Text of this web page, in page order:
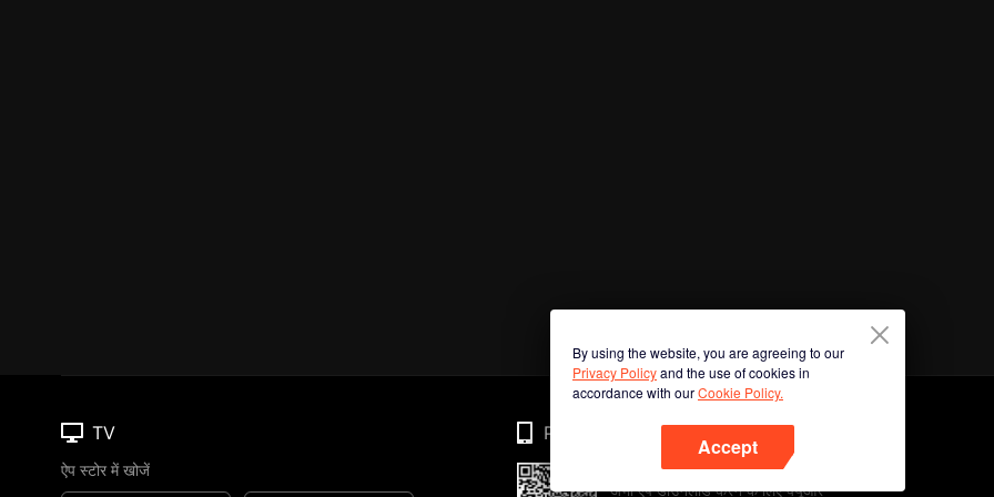
By using the website, you are agreeing to our
Privacy Policyand the use of cookies in
accordance with ourCookie Policy.
Accept
TV
ऐप स्टोर में खोजें
Phone
अभी ऐप डाउनलोड करने के लिए क्यूआर